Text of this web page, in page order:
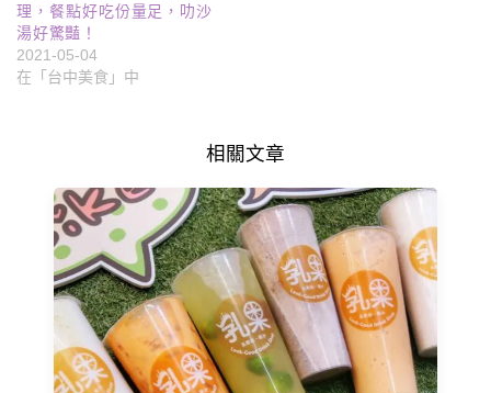
理，餐點好吃份量足，叻沙
湯好驚豔！
2021-05-04
在「台中美食」中
相關文章